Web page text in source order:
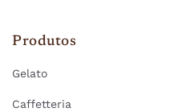
Produtos
Gelato
Caffetteria